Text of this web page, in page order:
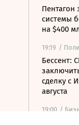
Пентагон
системы
на $400
19:19 /
Бессент:
сделку с
августа
19:00 /